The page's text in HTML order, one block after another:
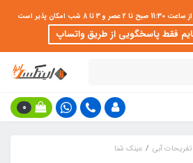
پذیر است
فقط پاسخگویی از طریق واتساپ
0
تفریحات آبی
عینک شنا